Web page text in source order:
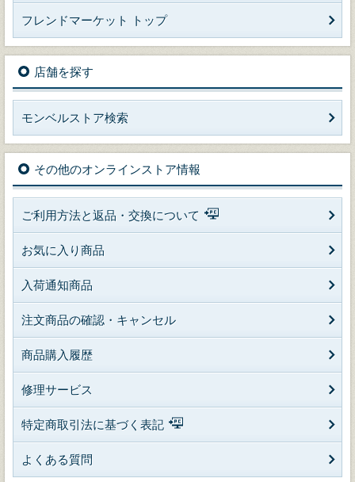
フレンドマーケット トップ
店舗を探す
モンベルストア検索
その他のオンラインストア情報
ご利用方法と返品・交換について
お気に入り商品
入荷通知商品
注文商品の確認・キャンセル
商品購入履歴
修理サービス
特定商取引法に基づく表記
よくある質問